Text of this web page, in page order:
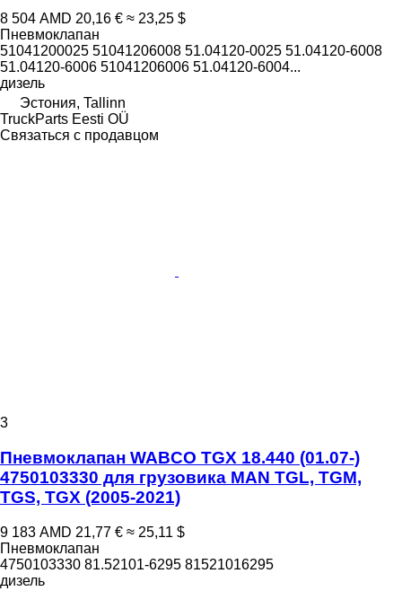
8 504 AMD 20,16 € ≈ 23,25 $
Пневмоклапан
51041200025 51041206008 51.04120-0025 51.04120-6008
51.04120-6006 51041206006 51.04120-6004...
дизель
Эстония, Tallinn
TruckParts Eesti OÜ
Связаться с продавцом
3
Пневмоклапан WABCO TGX 18.440 (01.07-)
4750103330 для грузовика MAN TGL, TGM,
TGS, TGX (2005-2021)
9 183 AMD 21,77 € ≈ 25,11 $
Пневмоклапан
4750103330 81.52101-6295 81521016295
дизель